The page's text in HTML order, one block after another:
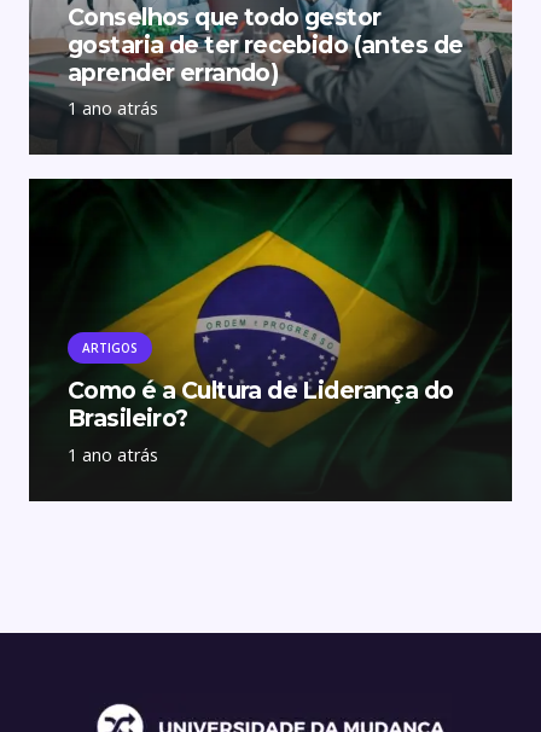
Conselhos que todo gestor
gostaria de ter recebido (antes de
aprender errando)
1 ano atrás
ARTIGOS
Como é a Cultura de Liderança do
Brasileiro?
1 ano atrás